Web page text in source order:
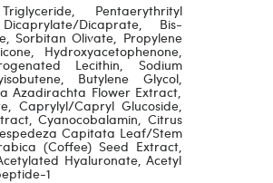
Pentaerythrityl
Dicaprate, Bis-
Sorbitan Olivate, Propylene
Hydroxyacetophenone,
Lecithin, Sodium
Butylene Glycol,
Azadirachta Flower Extract,
Caprylyl/Capryl Glucoside,
Cyanocobalamin, Citrus
Capitata Leaf/Stem
(Coffee) Seed Extract,
Hyaluronate, Acetyl
1